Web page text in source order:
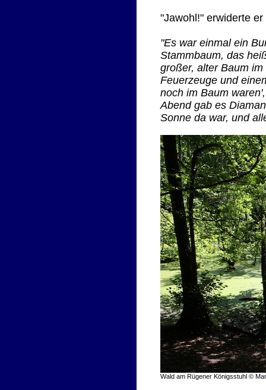
"Jawohl!" erwiderte
"Es war einmal ein
Stammbaum, das
großer, alter Baum
Feuerzeuge und
noch im Baum
Abend gab es
Sonne da war, und
Wald am Rügener Königsstuhl ©